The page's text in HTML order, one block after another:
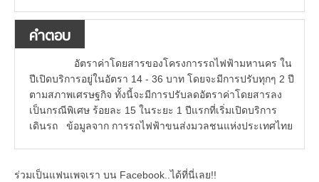
คำตอบ
อัตราค่าโดยสารของโครงการรถไฟฟ้ามหานคร ใน
ปีเปิดบริการอยู่ในอัตรา 14 - 36 บาท โดยจะมีการปรับทุกๆ 2 ปี
ตามสภาพเศรษฐกิจ ทั้งนี้จะมีการปรับลดอัตราค่าโดยสารลง
เป็นกรณีพิเศษ ร้อยละ 15 ในระยะ 1 ปีแรกที่เริ่มเปิดบริการ
เดินรถ ข้อมูลจาก การรถไฟฟ้าขนส่งมวลชนแห่งประเทศไทย
ร่วมเป็นแฟนเพจเรา บน Facebook..ได้ที่นี่เลย!!